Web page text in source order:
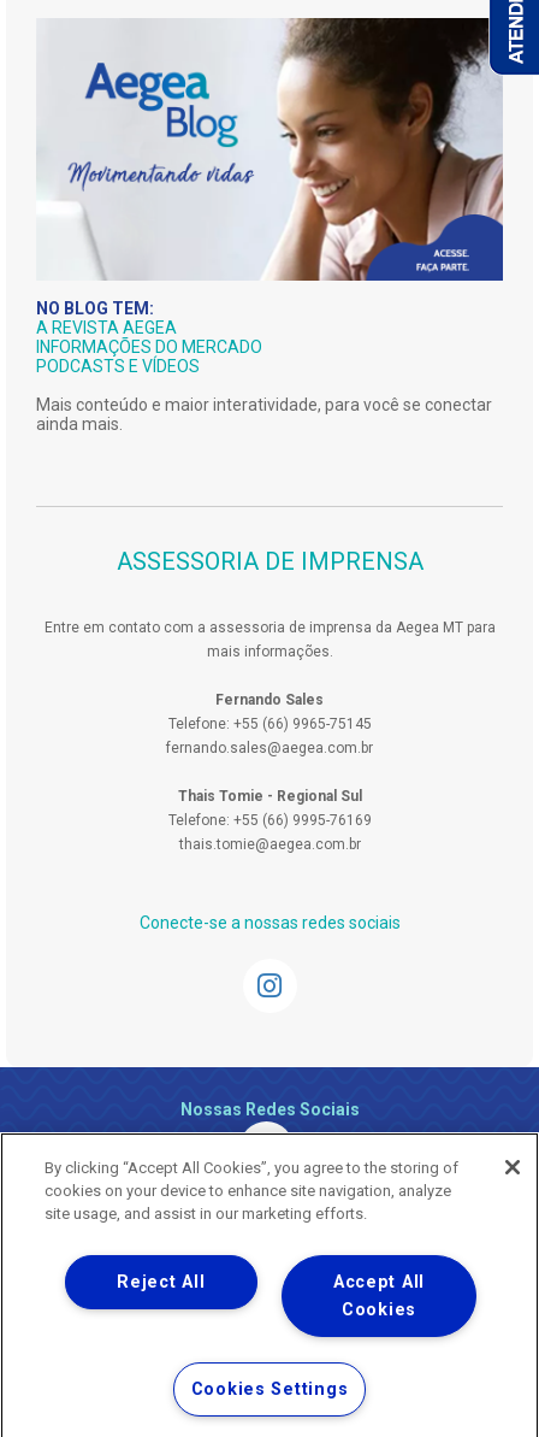
NO BLOG TEM:
A REVISTA AEGEA
INFORMAÇÕES DO MERCADO
PODCASTS E VÍDEOS
Mais conteúdo e maior interatividade, para você se conectar
ainda mais.
ASSESSORIA DE IMPRENSA
Entre em contato com a assessoria de imprensa da Aegea MT para
mais informações.
Fernando Sales
Telefone: +55 (66) 9965-75145
fernando.sales@aegea.com.br
Thais Tomie - Regional Sul
Telefone: +55 (66) 9995-76169
thais.tomie@aegea.com.br
Conecte-se a nossas redes sociais
Nossas Redes Sociais
Uma empresa
Copyright ® 2026 - Todos os Direitos Reservados.
Nossa natureza movimenta a vida
Termos Gerais de Uso de Sites e Aplicativos
Política de Privacidade e Proteção de Dados
By clicking “Accept All Cookies”, you agree to the storing of
cookies on your device to enhance site navigation, analyze
site usage, and assist in our marketing efforts.
Accept All
Cookies
Reject All
Cookies Settings